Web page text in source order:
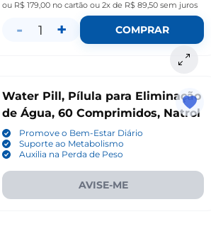
ou R$ 179,00 no cartão ou 2x de R$ 89,50 sem juros
- 1 + COMPRAR
Water Pill, Pílula para Eliminação
de Água, 60 Comprimidos, Natrol
Promove o Bem-Estar Diário
Suporte ao Metabolismo
Auxilia na Perda de Peso
AVISE-ME